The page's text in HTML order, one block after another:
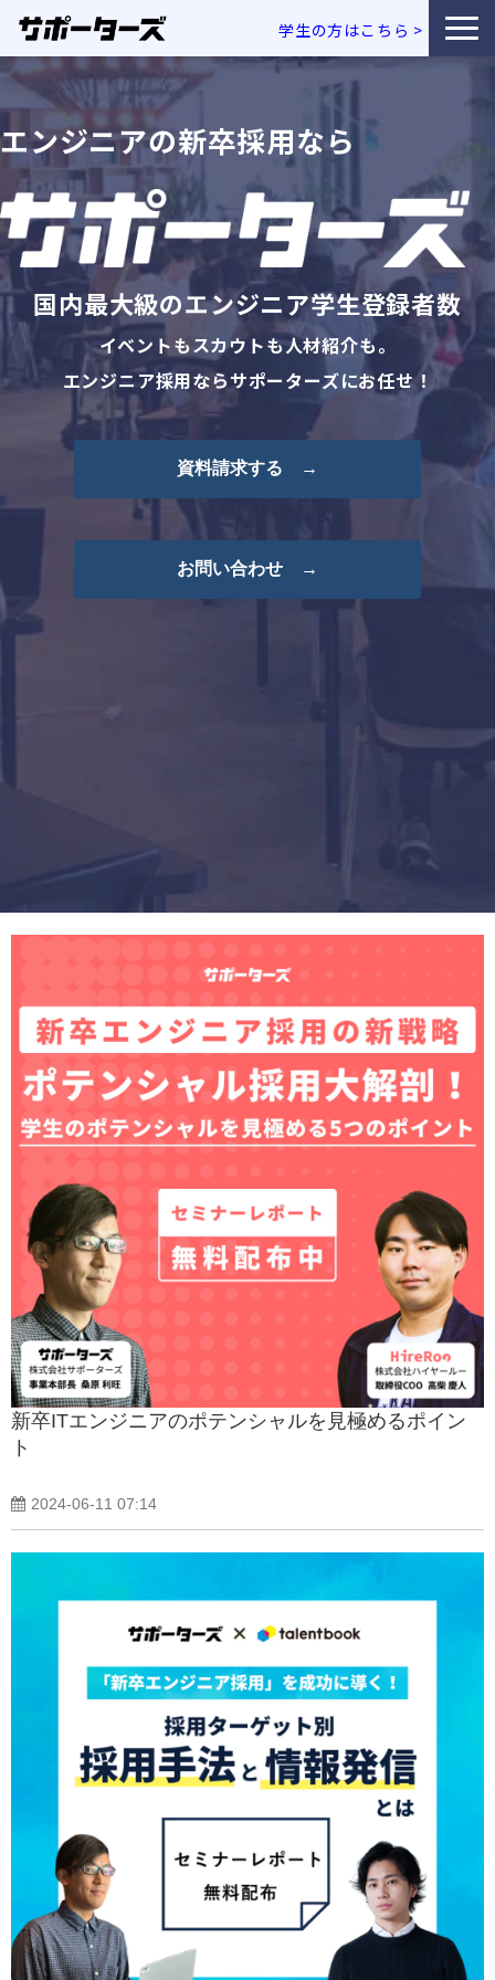
学生の方はこちら >
特徴・独自性
サービス一覧
利用企業事例
お役立ち資料
エンジニア採用コラム
セミナー・イベント
エンジニアの新卒採用なら
国内最大級のエンジニア学生登録者数
イベントもスカウトも人材紹介も。
エンジニア採用ならサポーターズにお任せ！
資料請求する →
お問い合わせ →
新卒ITエンジニアのポテンシャルを見極めるポイン
ト
2024-06-11 07:14